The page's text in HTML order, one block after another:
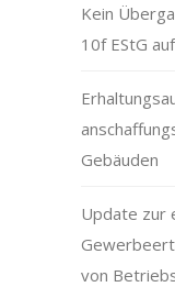
Kein
10f EStG
Gebäuden
Update zur
von